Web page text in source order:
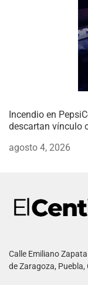
Incendio en
descartan vínculo
agosto 4, 2026
Calle Emiliano
de Zaragoza, Puebla,